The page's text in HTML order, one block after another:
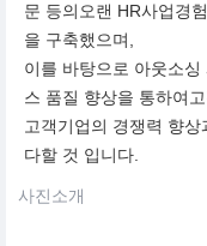
문 등의오랜 HR사업경
을 구축했으며,
이를 바탕으로 아웃소
스 품질 향상을 통하여
고객기업의 경쟁력 향
다할 것 입니다.
사진소개